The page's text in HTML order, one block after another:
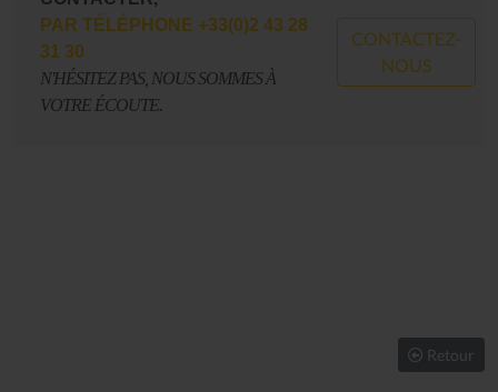
PAR TÉLÉPHONE +33(0)2 43 28
31 30
N'HÉSITEZ PAS, NOUS SOMMES À
VOTRE ÉCOUTE.
CONTACTEZ-
NOUS
Retour